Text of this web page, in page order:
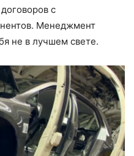
с
Менеджмент
не в лучшем свете.